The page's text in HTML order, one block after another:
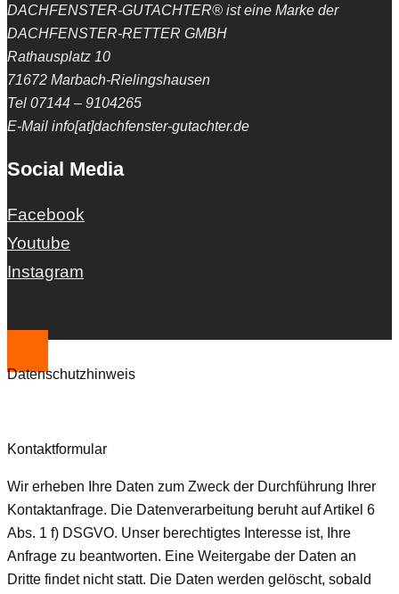
DACHFENSTER-GUTACHTER® ist eine Marke der
DACHFENSTER-RETTER GMBH
Rathausplatz 10
71672 Marbach-Rielingshausen
Tel 07144 – 9104265
E-Mail info[at]dachfenster-gutachter.de
Social Media
Facebook
Youtube
Instagram
Datenschutzhinweis
Kontaktformular
Wir erheben Ihre Daten zum Zweck der Durchführung Ihrer
Kontaktanfrage. Die Datenverarbeitung beruht auf Artikel 6
Abs. 1 f) DSGVO. Unser berechtigtes Interesse ist, Ihre
Anfrage zu beantworten. Eine Weitergabe der Daten an
Dritte findet nicht statt. Die Daten werden gelöscht, sobald